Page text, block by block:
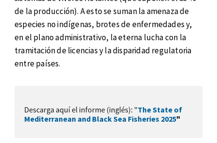
de la producción). A esto se suman la amenaza de
especies no indígenas, brotes de enfermedades y,
en el plano administrativo, la eterna lucha con la
tramitación de licencias y la disparidad regulatoria
entre países.
Descarga aquí el informe (inglés): "The State of
Mediterranean and Black Sea Fisheries 2025"